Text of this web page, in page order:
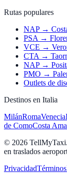
Rutas populares
NAP →
PSA →
VCE →
CTA →
NAP →
PMO →
Outlets de
Destinos en Italia
MilánRomaVenecia
de ComoCosta
© 2026 TellMyTaxi.
en traslados
PrivacidadTérminos